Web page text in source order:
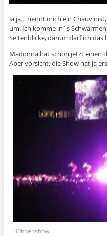
Ja ja… nennt mich ein
um. Ich komme in´s
Seitenblicke, darum darf ich das
Madonna hat schon jetzt einen
Aber vorsicht, die Show hat ja
Bühnenshow